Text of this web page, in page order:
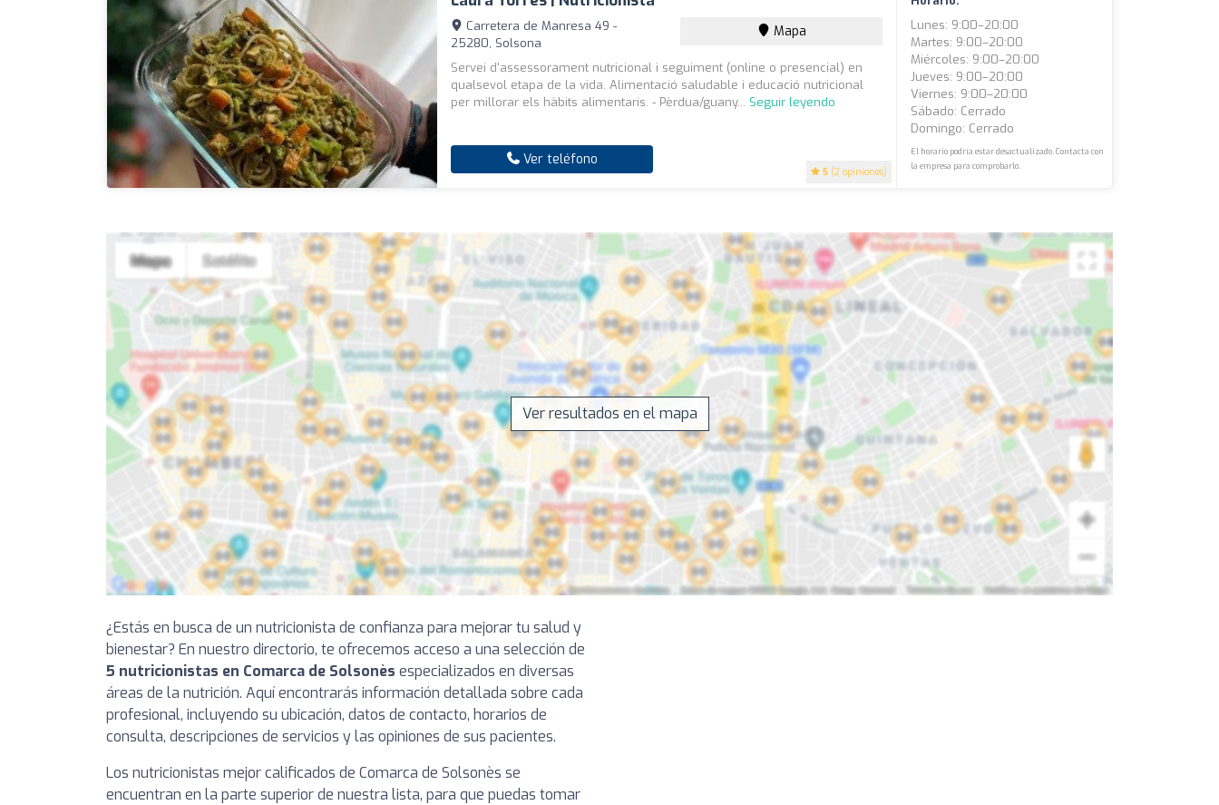
5 (2 opiniones)
Carretera de Manresa 49 -
25280, Solsona
Mapa
Servei d'assessorament nutricional i seguiment (online o presencial) en
qualsevol etapa de la vida. Alimentació saludable i educació nutricional
per millorar els hàbits alimentaris. - Pèrdua/guany... Seguir leyendo
Ver teléfono
Lunes: 9:00–20:00
Martes: 9:00–20:00
Miércoles: 9:00–20:00
Jueves: 9:00–20:00
Viernes: 9:00–20:00
Sábado: Cerrado
Domingo: Cerrado
El horario podría estar desactualizado. Contacta con
la empresa para comprobarlo.
Ver resultados en el mapa
¿Estás en busca de un nutricionista de confianza para mejorar tu salud y
bienestar? En nuestro directorio, te ofrecemos acceso a una selección de
5 nutricionistas en Comarca de Solsonès especializados en diversas
áreas de la nutrición. Aquí encontrarás información detallada sobre cada
profesional, incluyendo su ubicación, datos de contacto, horarios de
consulta, descripciones de servicios y las opiniones de sus pacientes.
Los nutricionistas mejor calificados de Comarca de Solsonès se
encuentran en la parte superior de nuestra lista, para que puedas tomar